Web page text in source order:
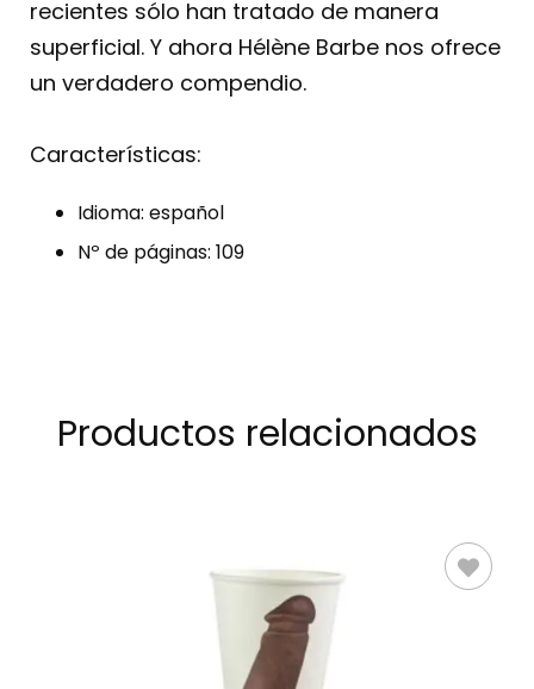
recientes sólo han tratado de manera
superficial. Y ahora Hélène Barbe nos ofrece
un verdadero compendio.
Características:
Idioma: español
Nº de páginas: 109
Productos relacionados